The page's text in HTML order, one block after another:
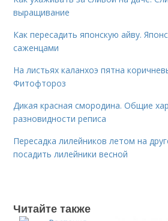
выращивание
Как пересадить японскую айву.
саженцами
На листьях каланхоэ пятна
Фитофтороз
Дикая красная смородина. Общие
разновидности реписа
Пересадка лилейников летом на
посадить лилейники весной
Читайте также